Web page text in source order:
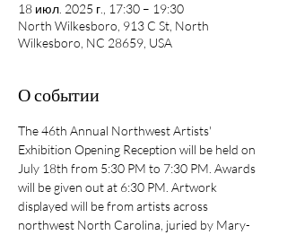
18 июл. 2025 г., 17:30 – 19:30
North Wilkesboro, 913 C St, North
Wilkesboro, NC 28659, USA
О событии
The 46th Annual Northwest Artists'
Exhibition Opening Reception will be held on
July 18th from 5:30 PM to 7:30 PM. Awards
will be given out at 6:30 PM. Artwork
displayed will be from artists across
northwest North Carolina, juried by Mary-